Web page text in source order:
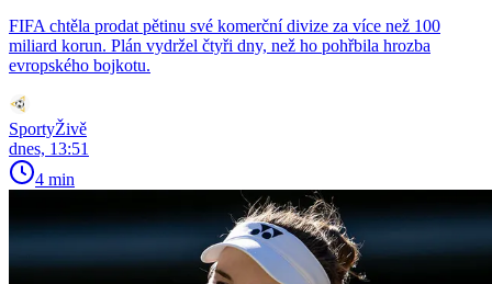
FIFA chtěla prodat pětinu své komerční divize za více než 100
miliard korun. Plán vydržel čtyři dny, než ho pohřbila hrozba
evropského bojkotu.
SportyŽivě
dnes, 13:51
4 min